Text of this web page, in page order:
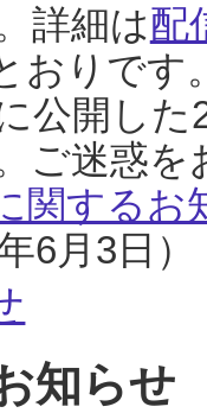
詳細は配
おりです
公開し
ご迷惑
関するお
6月3日）
知らせ